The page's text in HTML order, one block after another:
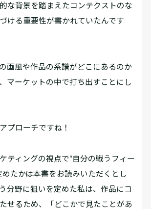
な背景を踏まえたコンテクストのな
ける重要性が書かれていたんです
画風や作品の系譜がどこにあるのか
マーケットの中で打ち出すことにし
アプローチですね！
ティングの視点で“自分の戦うフィー
めたかは本書をお読みいただくとし
分野に狙いを定めた私は、作品にコ
せるため、「どこかで見たことがあ